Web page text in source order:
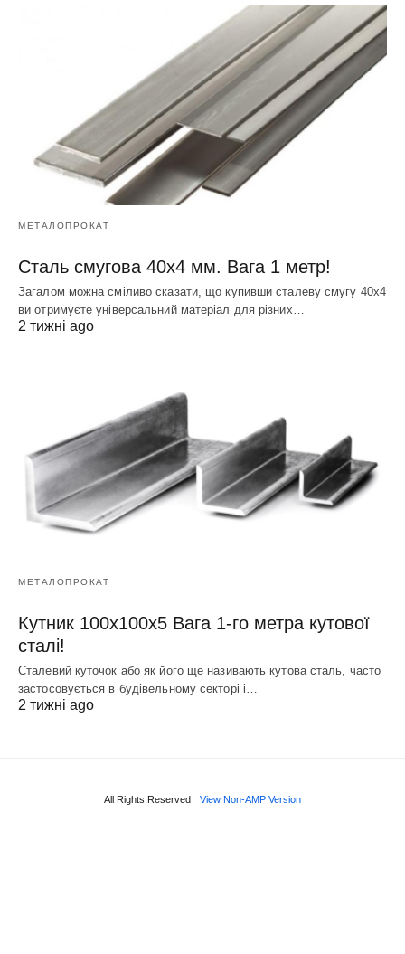
МЕТАЛОПРОКАТ
Сталь смугова 40х4 мм. Вага 1 метр!
Загалом можна сміливо сказати, що купивши сталеву смугу 40х4
ви отримуєте універсальний матеріал для різних…
2 тижні ago
МЕТАЛОПРОКАТ
Кутник 100х100х5 Вага 1-го метра кутової
сталі!
Сталевий куточок або як його ще називають кутова сталь, часто
застосовується в будівельному секторі і…
2 тижні ago
All Rights Reserved View Non-AMP Version